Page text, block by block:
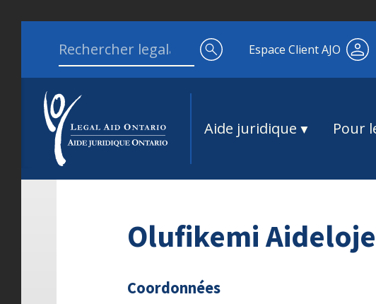
Search for:
Espace Client AJO
Aide juridique Pour
Olufikemi Aideloje
Coordonnées